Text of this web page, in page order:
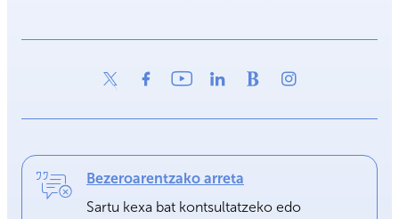
Bezeroarentzako arreta
Sartu kexa bat kontsultatzeko edo